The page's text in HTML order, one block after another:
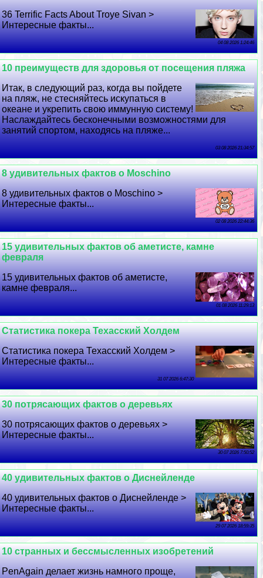
36 Terrific Facts About Troye Sivan >
Интересные факты...
04 08 2026 1:24:46
10 преимуществ для здоровья от посещения пляжа
Итак, в следующий раз, когда вы пойдете
на пляж, не стесняйтесь искупаться в
океане и укрепить свою иммунную систему!
Наслаждайтесь бесконечными возможностями для
занятий спортом, находясь на пляже...
03 08 2026 21:34:57
8 удивительных фактов о Moschino
8 удивительных фактов о Moschino >
Интересные факты...
02 08 2026 22:44:36
15 удивительных фактов об аметисте, камне
февраля
15 удивительных фактов об аметисте,
камне февраля...
01 08 2026 11:29:13
Статистика покера Техасский Холдем
Статистика покера Техасский Холдем >
Интересные факты...
31 07 2026 6:47:30
30 потрясающих фактов о деревьях
30 потрясающих фактов о деревьях >
Интересные факты...
30 07 2026 7:50:52
40 удивительных фактов о Диснейленде
40 удивительных фактов о Диснейленде >
Интересные факты...
29 07 2026 18:59:35
10 странных и бессмысленных изобретений
PenAgain делает жизнь намного проще,